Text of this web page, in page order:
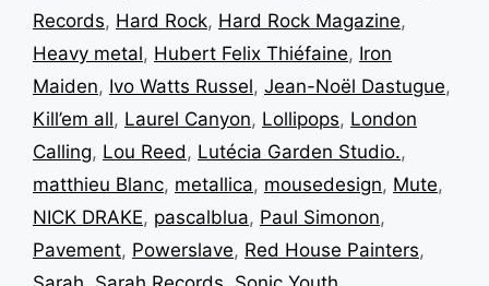
Records, Hard Rock, Hard Rock Magazine,
Heavy metal, Hubert Felix Thiéfaine, Iron
Maiden, Ivo Watts Russel, Jean-Noël Dastugue,
Kill’em all, Laurel Canyon, Lollipops, London
Calling, Lou Reed , Lutécia Garden Studio.,
matthieu Blanc, metallica, mousedesign, Mute,
NICK DRAKE, pascalblua, Paul Simonon,
Pavement, Powerslave, Red House Painters,